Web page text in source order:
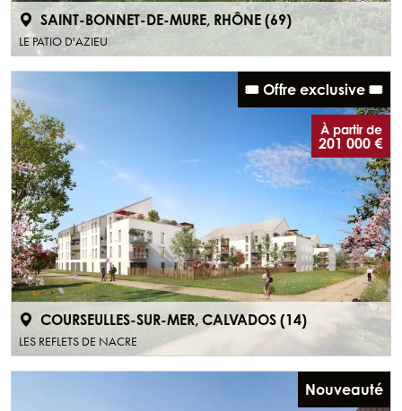
SAINT-BONNET-DE-MURE, RHÔNE (69)
LE PATIO D'AZIEU
🎟️ Offre exclusive 🎟️
À partir de
201 000 €
COURSEULLES-SUR-MER, CALVADOS (14)
LES REFLETS DE NACRE
Nouveauté